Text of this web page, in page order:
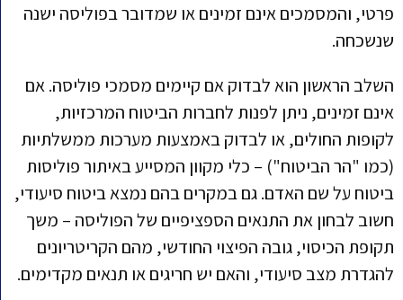
פרטי, והמסמכים אינם זמינים או שמדובר בפוליסה ישנה
שנשכחה.
השלב הראשון הוא לבדוק אם קיימים מסמכי פוליסה. אם
אינם זמינים, ניתן לפנות לחברות הביטוח המרכזיות,
לקופות החולים, או לבדוק באמצעות מערכות ממשלתיות
(כמו "הר הביטוח") – כלי מקוון המסייע באיתור פוליסות
ביטוח על שם האדם. גם במקרים בהם נמצא ביטוח סיעודי,
חשוב לבחון את התנאים הספציפיים של הפוליסה – משך
תקופת הכיסוי, גובה הפיצוי החודשי, מהם הקריטריונים
להגדרת מצב סיעודי, והאם יש חריגים או תנאים מקדימים.